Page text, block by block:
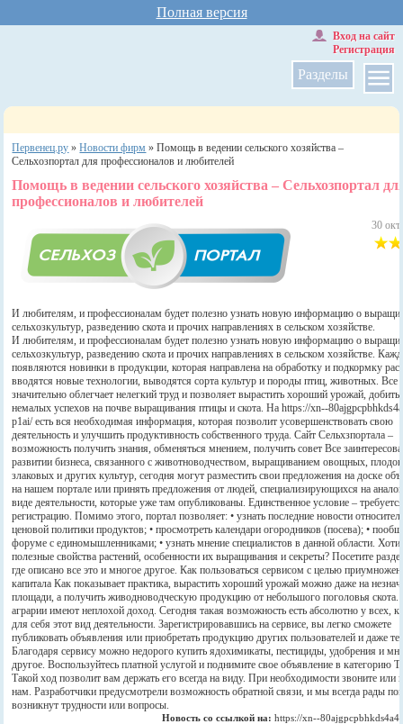
Полная версия
Разделы
Вход на сайт
Регистрация
Первенец.ру »Новости фирм »Помощь в ведении сельского хозяйства –
Сельхозпортал для профессионалов и любителей
Помощь в ведении сельского хозяйства – Сельхозпортал
профессионалов и любителей
30
И любителям, и профессионалам будет полезно узнать новую информацию о
сельхозкультур, разведению скота и прочих направлениях в сельском хозяйстве.
И любителям, и профессионалам будет полезно узнать новую информацию о
сельхозкультур, разведению скота и прочих направлениях в сельском хозяйстве.
появляются новинки в продукции, которая направлена на обработку и подкормку
вводятся новые технологии, выводятся сорта культур и породы птиц, животных. Все
значительно облегчает нелегкий труд и позволяет вырастить хороший урожай,
немалых успехов на почве выращивания птицы и скота. На https://xn--
p1ai/ есть вся необходимая информация, которая позволит усовершенствовать свою
деятельность и улучшить продуктивность собственного труда. Сайт Сельхзпортала –
возможность получить знания, обменяться мнением, получить совет Все
развитии бизнеса, связанного с животноводчеством, выращиванием овощных,
злаковых и других культур, сегодня могут разместить свои предложения на доске
на нашем портале или принять предложения от людей, специализирующихся на
виде деятельности, которые уже там опубликованы. Единственное условие –
регистрацию. Помимо этого, портал позволяет: • узнать последние новости
ценовой политики продуктов; • просмотреть календари огородников (посева); •
форуме с единомышленниками; • узнать мнение специалистов в данной области.
полезные свойства растений, особенности их выращивания и секреты? Посетите
где описано все это и многое другое. Как пользоваться сервисом с целью
капитала Как показывает практика, вырастить хороший урожай можно даже на
площади, а получить живодноводческую продукцию от небольшого поголовья
аграрии имеют неплохой доход. Сегодня такая возможность есть абсолютно у всех,
для себя этот вид деятельности. Зарегистрировавшись на сервисе, вы легко сможете
публиковать объявления или приобретать продукцию других пользователей и даже
Благодаря сервису можно недорого купить ядохимикаты, пестициды, удобрения и
другое. Воспользуйтесь платной услугой и поднимите свое объявление в категорию
Такой ход позволит вам держать его всегда на виду. При необходимости звоните или
нам. Разработчики предусмотрели возможность обратной связи, и мы всегда рады
возникнут трудности или вопросы.
Новость со ссылкой на:https://xn--